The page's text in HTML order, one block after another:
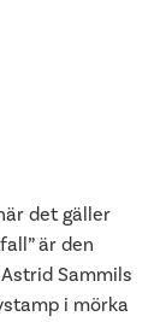
det gäller
är den
Sammils
i mörka